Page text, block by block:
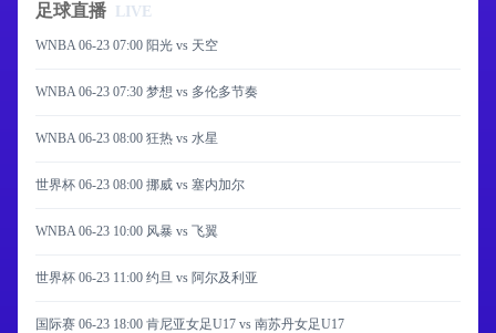
足球直播 LIVE
WNBA 06-23 07:00 阳光 vs 天空
WNBA 06-23 07:30 梦想 vs 多伦多节奏
WNBA 06-23 08:00 狂热 vs 水星
世界杯 06-23 08:00 挪威 vs 塞内加尔
WNBA 06-23 10:00 风暴 vs 飞翼
世界杯 06-23 11:00 约旦 vs 阿尔及利亚
国际赛 06-23 18:00 肯尼亚女足U17 vs 南苏丹女足U17